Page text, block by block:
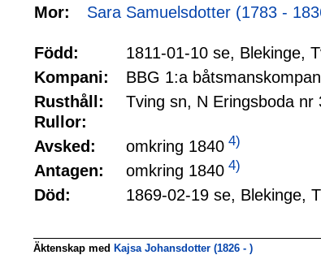
Mor:
Sara Samuelsdotter (1783 -
Född: 1811-01-10 se, Blekinge,
Kompani: BBG 1:a
Rusthåll: Tving sn, N Eringsboda nr
Rullor:
Avsked:
omkring 1840 4)
Antagen: omkring 1840 4)
Död: 1869-02-19 se, Blekinge,
Äktenskap med Kajsa Johansdotter (1826 - )